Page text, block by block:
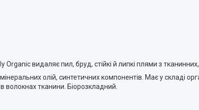
Organic видаляє пил, бруд, стійкі й липкі плями з
олій, синтетичних компонентів. Має у складі
волокнах тканини. Біорозкладний.